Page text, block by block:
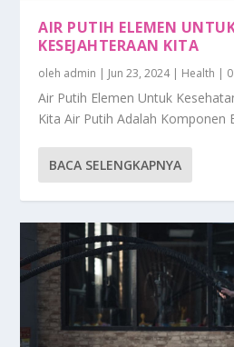
AIR PUTIH ELEMEN
KESEJAHTERAAN KITA
oleh admin | Jun 23, 2024| Health |
Air Putih Elemen Untuk
Kita Air Putih Adalah Komponen
BACA SELENGKAPNYA